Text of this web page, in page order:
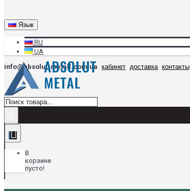
Язык
RU
UA
info@absolut-metall.com.ua кабинет доставка контакты
В
корзине
пусто!